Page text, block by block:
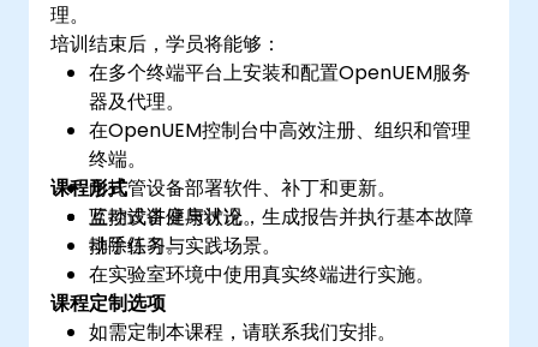
理。
培训结束后，学员将能够：
在多个终端平台上安装和配置OpenUEM服务
器及代理。
在OpenUEM控制台中高效注册、组织和管理
终端。
向托管设备部署软件、补丁和更新。
监控设备健康状况，生成报告并执行基本故障
排除任务。
课程形式
互动式讲座与讨论。
动手练习与实践场景。
在实验室环境中使用真实终端进行实施。
课程定制选项
如需定制本课程，请联系我们安排。